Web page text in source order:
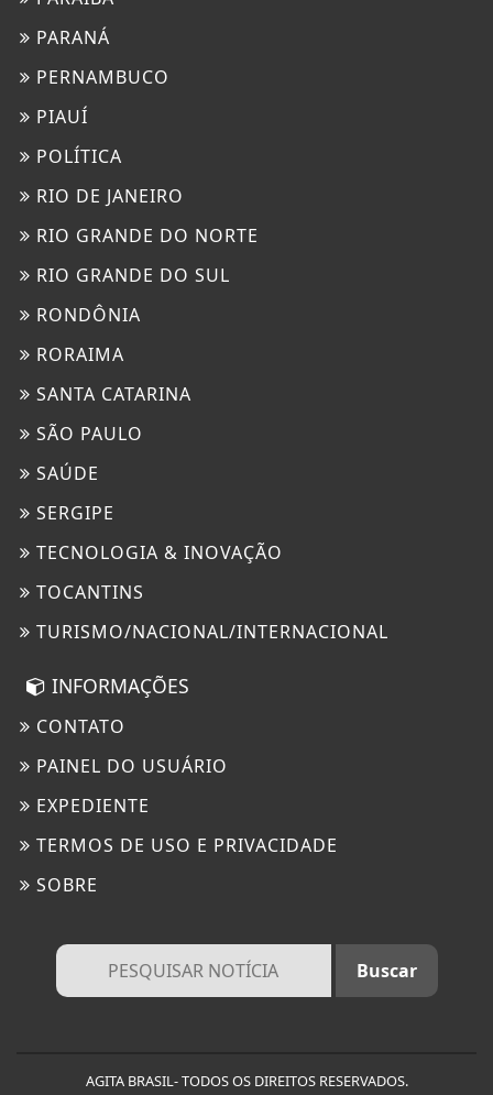
PARANÁ
PERNAMBUCO
PIAUÍ
POLÍTICA
RIO DE JANEIRO
RIO GRANDE DO NORTE
RIO GRANDE DO SUL
RONDÔNIA
RORAIMA
SANTA CATARINA
SÃO PAULO
SAÚDE
SERGIPE
TECNOLOGIA & INOVAÇÃO
TOCANTINS
TURISMO/NACIONAL/INTERNACIONAL
INFORMAÇÕES
CONTATO
PAINEL DO USUÁRIO
EXPEDIENTE
TERMOS DE USO E PRIVACIDADE
SOBRE
AGITA BRASIL- TODOS OS DIREITOS RESERVADOS.